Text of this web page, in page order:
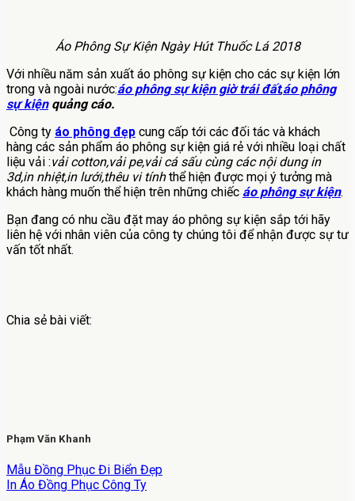
Áo Phông Sự Kiện Ngày Hút Thuốc Lá 2018
Với nhiều năm sản xuất áo phông sự kiện cho các sự kiện lớn
trong và ngoài nước:áo phông sự kiện giờ trái đất,áo phông
sự kiệnquảng cáo.
Công ty áo phông đẹp cung cấp tới các đối tác và khách
hàng các sản phẩm áo phông sự kiện giá rẻ với nhiều loại chất
liệu vải :vải cotton,vải pe,vải cá sấu cùng các nội dung in
3d,in nhiệt,in lưới,thêu vi tínhthể hiện được mọi ý tưởng mà
khách hàng muốn thể hiện trên những chiếc áo phông sự kiện.
Bạn đang có nhu cầu đặt may áo phông sự kiện sắp tới hãy
liên hệ với nhân viên của công ty chúng tôi để nhận được sự tư
vấn tốt nhất.
Chia sẻ bài viết:
Phạm Văn Khanh
Mẫu Đồng Phục Đi Biển Đẹp
In Áo Đồng Phục Công Ty